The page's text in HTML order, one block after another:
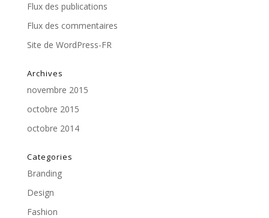
Flux des publications
Flux des commentaires
Site de WordPress-FR
Archives
novembre 2015
octobre 2015
octobre 2014
Categories
Branding
Design
Fashion